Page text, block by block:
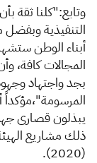
التنفيذية وبفضل
أبناء الوطن
المجالات كافة،
بجد واجتهاد
المرسومة"،مؤكداً
يبذلون قصارى
ذلك مشاريع
(2020).